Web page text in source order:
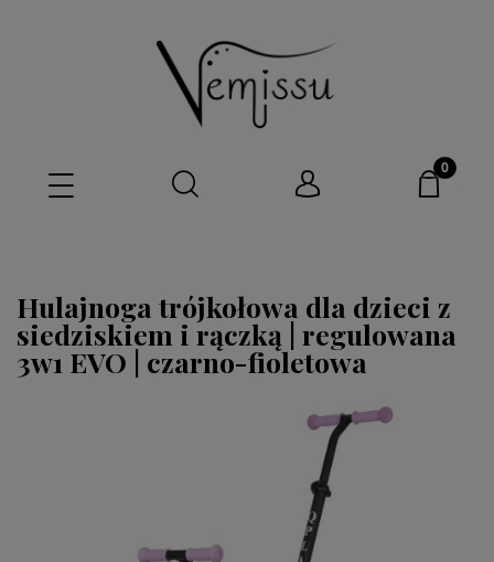
Hulajnoga trójkołowa dla dzieci z
siedziskiem i rączką | regulowana
3w1 EVO | czarno-fioletowa